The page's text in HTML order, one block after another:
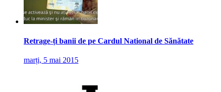
Retrage-ți banii de pe Cardul National de Sănătate
marți, 5 mai 2015